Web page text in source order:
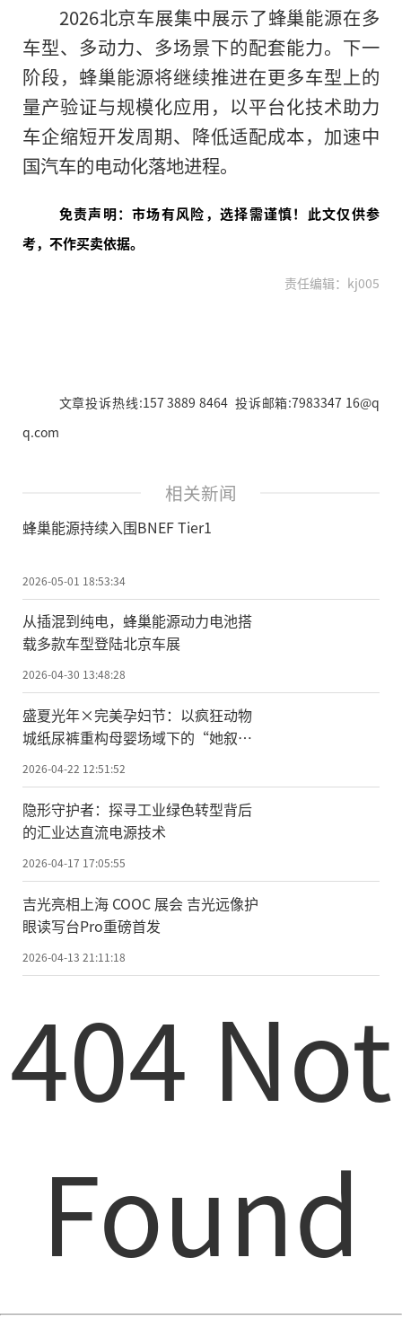
2026北京车展集中展示了蜂巢能源在多
车型、多动力、多场景下的配套能力。下一
阶段，蜂巢能源将继续推进在更多车型上的
量产验证与规模化应用，以平台化技术助力
车企缩短开发周期、降低适配成本，加速中
国汽车的电动化落地进程。
免责声明：市场有风险，选择需谨慎！此文仅供参
考，不作买卖依据。
责任编辑：kj005
文章投诉热线:157 3889 8464 投诉邮箱:7983347 16@q
q.com
相关新闻
蜂巢能源持续入围BNEF Tier1
2026-05-01 18:53:34
从插混到纯电，蜂巢能源动力电池搭
载多款车型登陆北京车展
2026-04-30 13:48:28
盛夏光年×完美孕妇节：以疯狂动物
城纸尿裤重构母婴场域下的“她叙
事”与美学秩序
2026-04-22 12:51:52
隐形守护者：探寻工业绿色转型背后
的汇业达直流电源技术
2026-04-17 17:05:55
吉光亮相上海 COOC 展会 吉光远像护
眼读写台Pro重磅首发
2026-04-13 21:11:18
404 Not
Found